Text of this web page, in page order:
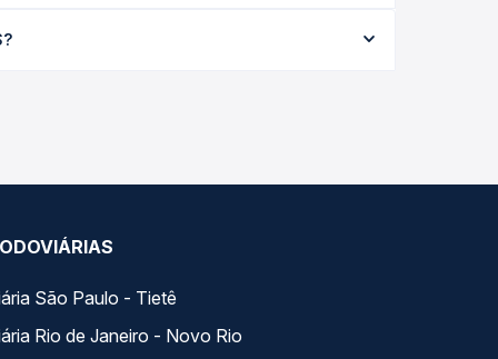
em tempo real e garante a melhor oferta
São Paulo - Tietê
Rio de Janeiro - Novo Rio